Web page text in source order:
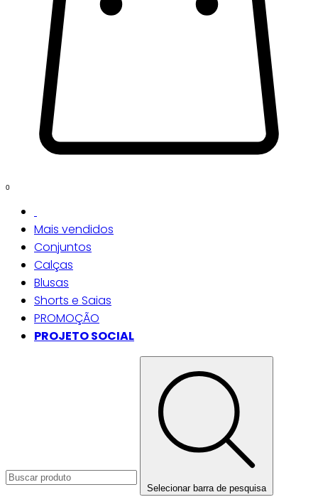
0
Mais vendidos
Conjuntos
Calças
Blusas
Shorts e Saias
PROMOÇÃO
PROJETO SOCIAL
Selecionar barra de pesquisa